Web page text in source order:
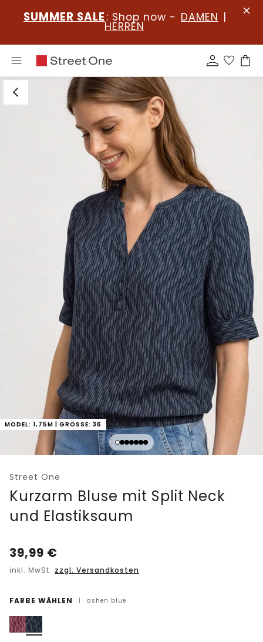
SUMMER SALE : Shop now - DAMEN |
HERREN
MODEL: 1,75M | GRÖSSE: 36
Street One
Kurzarm Bluse mit Split Neck
und Elastiksaum
39,99 €
inkl. MwSt. zzgl. Versandkosten
FARBE WÄHLEN | ashen blue